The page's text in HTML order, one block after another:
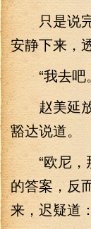
只是说完
安静下来，
“我去吧
赵美延放
豁达说道。
“欧尼，那
的答案，反
来，迟疑道